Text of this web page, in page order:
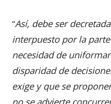
“Así, debe ser
interpuesto por la
necesidad de
disparidad de
exige y que se
no se advierte